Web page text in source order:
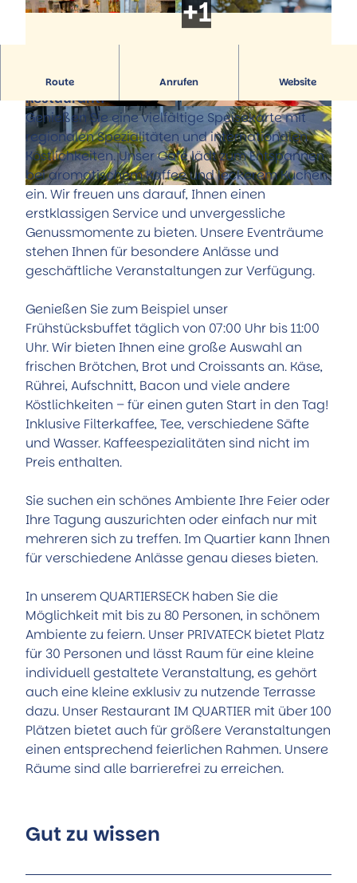
Führungen
Museum Portal zur Geschichte
StadtMuseum
Künstler & Ausstellungen
Kunst unter freiem Himmel
Alle Themen
Trinkbrunnenhäuschen der Sole-Quelle
Natur-Solefreibad
Kurparkanlagen
Wandern
Natur-Solefreibad
Flugplatz
Pony-Gestüt
Kino
Weitere Freizeit- und Sportangebote
Service
Tourist-Information
Stellenausschreibungen
Prospekte
Öffentliche Toiletten
Stadtplan
Aktuelles
Anreise
Team
© Im Quartier - Gandersheimer Boardinghouse GmbH | CC-BY
© Im Quartier - Gandersheimer Boardinghouse
GmbH |
CC-BY
© Im Quartier - Gandersheimer Boardinghouse
GmbH |
CC-BY
Route Anrufen Website
Herzlich willkommen Im Quartier – Café und
Restaurant!
Genießen Sie eine vielfältige Speisekarte mit
regionalen Spezialitäten und internationalen
Köstlichkeiten. Unser Café lädt zum Entspannen
bei aromatischem Kaffee und leckerem Kuchen
ein. Wir freuen uns darauf, Ihnen einen
erstklassigen Service und unvergessliche
Genussmomente zu bieten. Unsere Eventräume
stehen Ihnen für besondere Anlässe und
geschäftliche Veranstaltungen zur Verfügung.
Genießen Sie zum Beispiel unser
Frühstücksbuffet täglich von 07:00 Uhr bis 11:00
Uhr. Wir bieten Ihnen eine große Auswahl an
frischen Brötchen, Brot und Croissants an. Käse,
Rührei, Aufschnitt, Bacon und viele andere
Köstlichkeiten – für einen guten Start in den Tag!
Inklusive Filterkaffee, Tee, verschiedene Säfte
und Wasser. Kaffeespezialitäten sind nicht im
Preis enthalten.
Sie suchen ein schönes Ambiente Ihre Feier oder
Ihre Tagung auszurichten oder einfach nur mit
mehreren sich zu treffen. Im Quartier kann Ihnen
für verschiedene Anlässe genau dieses bieten.
In unserem QUARTIERSECK haben Sie die
Möglichkeit mit bis zu 80 Personen, in schönem
Ambiente zu feiern. Unser PRIVATECK bietet Platz
für 30 Personen und lässt Raum für eine kleine
individuell gestaltete Veranstaltung, es gehört
auch eine kleine exklusiv zu nutzende Terrasse
dazu. Unser Restaurant IM QUARTIER mit über 100
Plätzen bietet auch für größere Veranstaltungen
einen entsprechend feierlichen Rahmen. Unsere
Räume sind alle barrierefrei zu erreichen.
Gut zu wissen